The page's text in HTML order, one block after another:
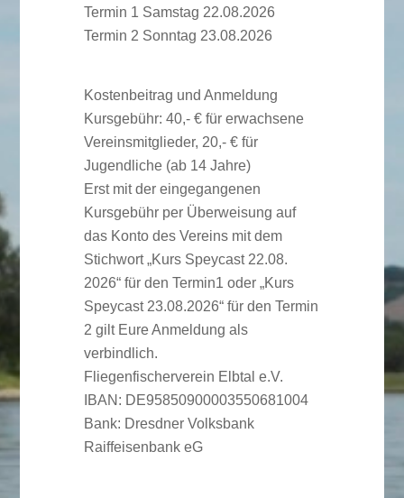
Termin 1 Samstag 22.08.2026
Termin 2 Sonntag 23.08.2026
Kostenbeitrag und Anmeldung
Kursgebühr: 40,- € für erwachsene
Vereinsmitglieder, 20,- € für
Jugendliche (ab 14 Jahre)
Erst mit der eingegangenen
Kursgebühr per Überweisung auf
das Konto des Vereins mit dem
Stichwort „Kurs Speycast 22.08.
2026“ für den Termin1 oder „Kurs
Speycast 23.08.2026“ für den Termin
2 gilt Eure Anmeldung als
verbindlich.
Fliegenfischerverein Elbtal e.V.
IBAN: DE95850900003550681004
Bank: Dresdner Volksbank
Raiffeisenbank eG